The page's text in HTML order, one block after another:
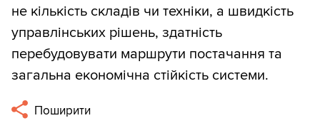
не кількість складів чи техніки, а швидкість
управлінських рішень, здатність
перебудовувати маршрути постачання та
загальна економічна стійкість системи.
Поширити